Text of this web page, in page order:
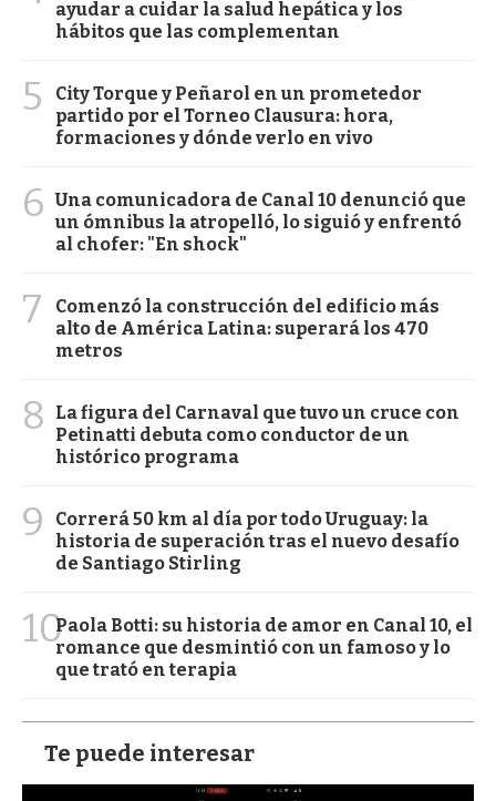
ayudar a cuidar la salud hepática y los
hábitos que las complementan
5
City Torque y Peñarol en un prometedor
partido por el Torneo Clausura: hora,
formaciones y dónde verlo en vivo
6 Una comunicadora de Canal 10 denunció que
un ómnibus la atropelló, lo siguió y enfrentó
al chofer: "En shock"
7
Comenzó la construcción del edificio más
alto de América Latina: superará los 470
metros
8
La figura del Carnaval que tuvo un cruce con
Petinatti debuta como conductor de un
histórico programa
9
Correrá 50 km al día por todo Uruguay: la
historia de superación tras el nuevo desafío
de Santiago Stirling
10Paola Botti: su historia de amor en Canal 10, el
romance que desmintió con un famoso y lo
que trató en terapia
Te puede interesar